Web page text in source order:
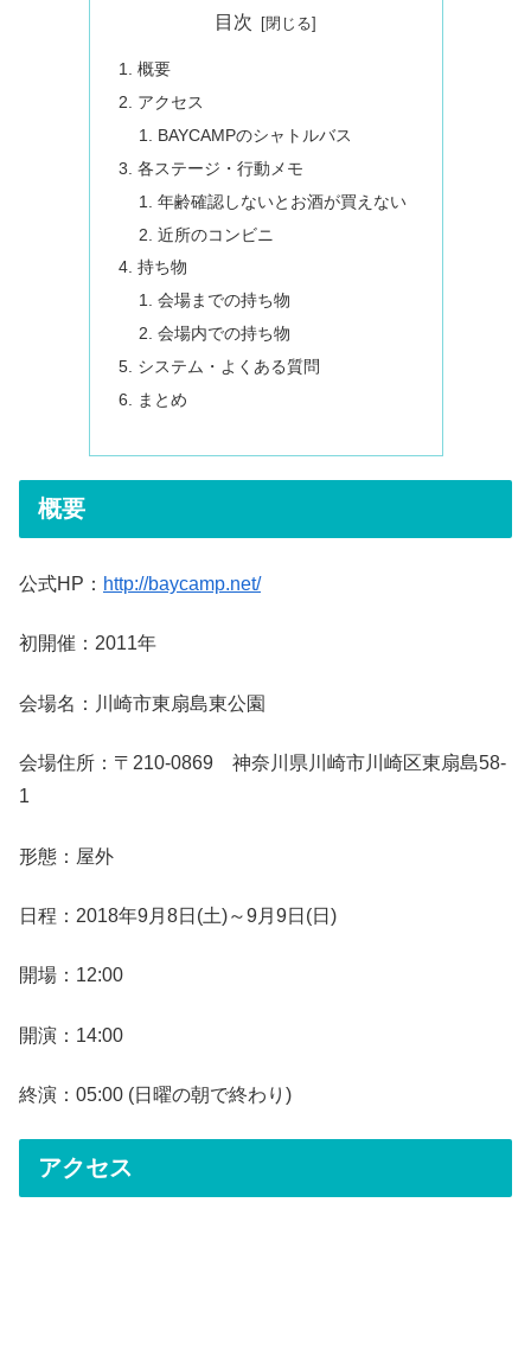
目次
概要
アクセス
BAYCAMPのシャトルバス
各ステージ・行動メモ
年齢確認しないとお酒が買えない
近所のコンビニ
持ち物
会場までの持ち物
会場内での持ち物
システム・よくある質問
まとめ
概要
公式HP： http://baycamp.net/
初開催：2011年
会場名：川崎市東扇島東公園
会場住所：〒210-0869 神奈川県川崎市川崎区東扇島58-
1
形態：屋外
日程：2018年9月8日(土)～9月9日(日)
開場：12:00
開演：14:00
終演：05:00 (日曜の朝で終わり)
アクセス